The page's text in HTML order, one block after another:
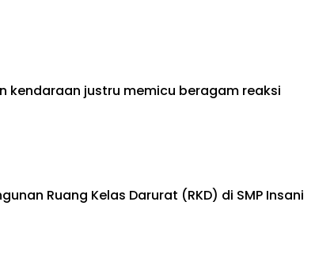
kendaraan justru memicu beragam reaksi
Ruang Kelas Darurat (RKD) di SMP Insani